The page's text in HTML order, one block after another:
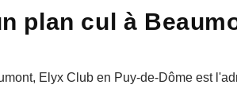
plan cul à
Elyx Club en Puy-de-Dôme est